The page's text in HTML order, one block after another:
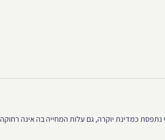
נתפסת כמדינת יוקרה, גם עלות המחייה בה אינה רחוקה